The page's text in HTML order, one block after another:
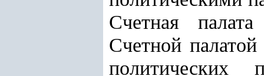
Счетная
Счетной
политических